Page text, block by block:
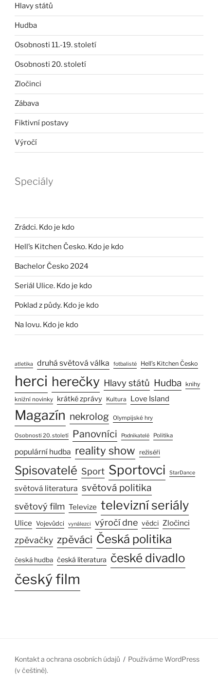
Hlavy států
Hudba
Osobnosti 11.-19. století
Osobnosti 20. století
Zločinci
Zábava
Fiktivní postavy
Výročí
Speciály
Zrádci. Kdo je kdo
Hell’s Kitchen Česko. Kdo je kdo
Bachelor Česko 2024
Seriál Ulice. Kdo je kdo
Poklad z půdy. Kdo je kdo
Na lovu. Kdo je kdo
atletika druhá světová válka fotbalisté Hell’s Kitchen Česko
herci herečky Hlavy států Hudba knihy
knižní novinky krátké zprávy Kultura Love Island
Magazín nekrolog Olympijské hry
Osobnosti 20. století Panovníci Podnikatelé Politika
populární hudba reality show režiséři
Spisovatelé Sport Sportovci StarDance
světová literatura světová politika
světový film Televize televizní seriály
Ulice Vojevůdci vynálezci výročí dne vědci Zločinci
zpěvačky zpěváci Česká politika
česká hudba česká literatura české divadlo
český film
Kontakt a ochrana osobních údajů
Používáme WordPress
(v češtině).